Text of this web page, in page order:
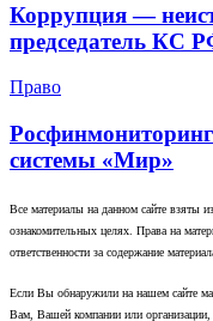
Коррупция —
председатель КС
Право
системы «Мир»
Все материалы на данном сайте взяты
ознакомительных целях. Права на
ответственности за содержание
Если Вы обнаружили на нашем сайте
Вам, Вашей компании или организации,